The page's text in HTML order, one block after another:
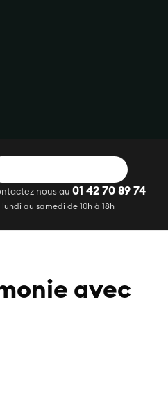
nous au 01 42 70 89 74
lundi au samedi de 10h à 18h
avec